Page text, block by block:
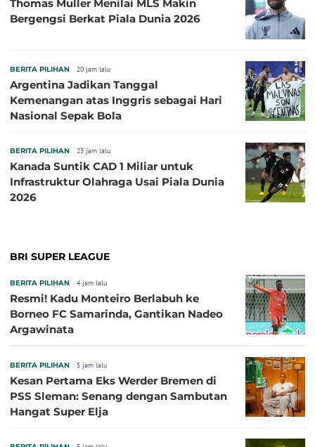
Thomas Muller Menilai MLS Makin
Bergengsi Berkat Piala Dunia 2026
BERITA PILIHAN 20 jam lalu
Argentina Jadikan Tanggal
Kemenangan atas Inggris sebagai Hari
Nasional Sepak Bola
BERITA PILIHAN 23 jam lalu
Kanada Suntik CAD 1 Miliar untuk
Infrastruktur Olahraga Usai Piala Dunia
2026
BRI SUPER LEAGUE
BERITA PILIHAN 4 jam lalu
Resmi! Kadu Monteiro Berlabuh ke
Borneo FC Samarinda, Gantikan Nadeo
Argawinata
BERITA PILIHAN 5 jam lalu
Kesan Pertama Eks Werder Bremen di
PSS Sleman: Senang dengan Sambutan
Hangat Super Elja